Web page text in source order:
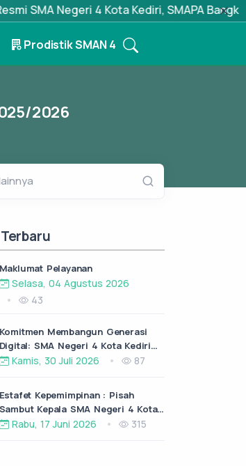
Kediri, SMAPA Bangkit, Prestasi Melejit
Prodistik SMAN 4
2026
Maklumat Pelayanan
Selasa, 04 Agustus 2026
43
Komitmen Membangun Generasi
Digital: SMA Negeri 4 Kota Kediri
Raih Penghargaan Prodistik dari
Kamis, 30 Juli 2026 87
Estafet Kepemimpinan : Pisah
Sambut Kepala SMA Negeri 4 Kota
KediriRabu, 17 Juni 2026 315